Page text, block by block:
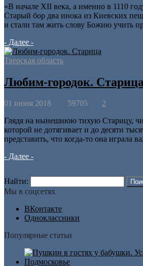
«В начале XII века, а именно в 1110
Старый бор два инока из Киевских
и стали там жить слову Божию учить
- Далее -
Тверская область
Любим-городок. Старица
01 июня 2018 59705 2
Глядя на нынешнюю тихую Старицу,
которой не дотягивает и до десяти
представить, что когда-то она играла
- Далее -
Найти:
Мы в соцсетях
ВКонтакте
Одноклассники
Популярные статьи